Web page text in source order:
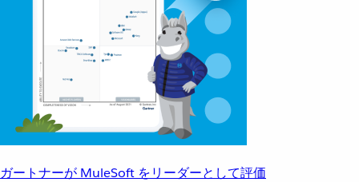
ガートナーが MuleSoft をリーダーとして評価